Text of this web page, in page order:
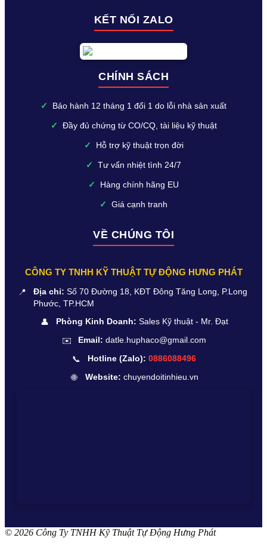
KẾT NỐI ZALO
CHÍNH SÁCH
✓ Bảo hành 12 tháng 1 đổi 1 do lỗi nhà sản xuất
✓ Đầy đủ chứng từ CO/CQ, tài liệu kỹ thuật
✓ Hỗ trợ kỹ thuật trọn đời
✓ Tư vấn nhiệt tình 24/7
✓ Hàng chính hãng EU
✓ Giá cạnh tranh
VỀ CHÚNG TÔI
CÔNG TY TNHH KỸ THUẬT TỰ ĐỘNG HƯNG PHÁT
📍 Địa chỉ: Số 70 Đường 18, KĐT Đông Tăng Long, P.Long
Phước, TP.HCM
👤 Phòng Kinh Doanh: Sales Kỹ thuật - Mr. Đạt
✉️ Email: datle.huphaco@gmail.com
📞 Hotline (Zalo): 0886088496
🌐 Website: chuyendoitinhieu.vn
© 2026 Công Ty TNHH Kỹ Thuật Tự Động Hưng Phát